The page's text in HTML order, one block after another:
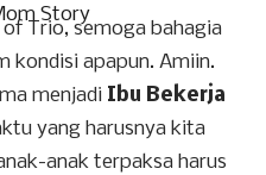
Story
Trio, semoga bahagia
kondisi apapun. Amiin.
menjadi Ibu Bekerja
yang harusnya kita
anak terpaksa harus